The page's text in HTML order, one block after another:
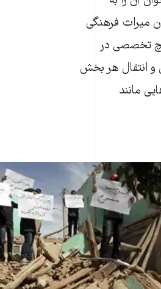
میراث فرهنگی
تخصصی در
و انتقال هر بخش
مانند